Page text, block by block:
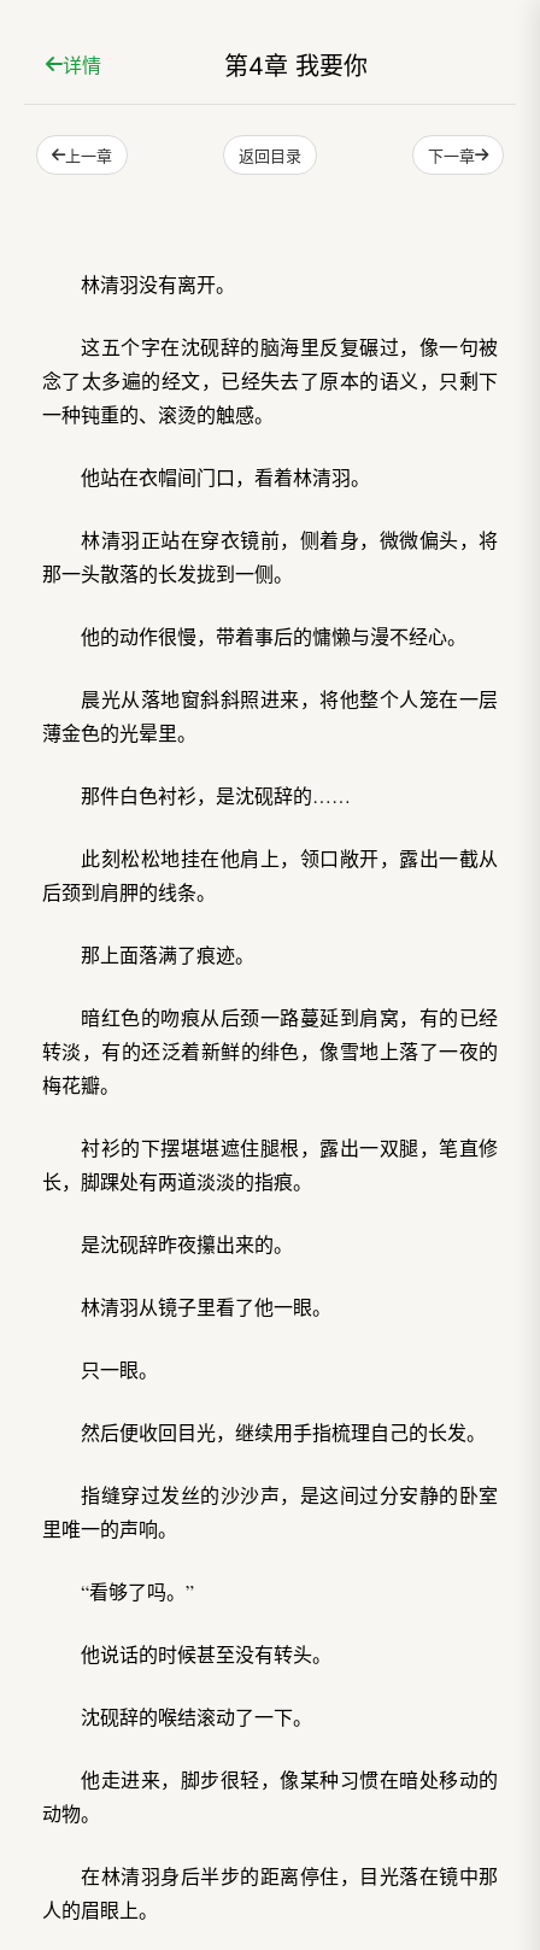
详情 第4章 我要你
上一章 返回目录 下一章
林清羽没有离开。
这五个字在沈砚辞的脑海里反复碾过，像一句被
念了太多遍的经文，已经失去了原本的语义，只剩下
一种钝重的、滚烫的触感。
他站在衣帽间门口，看着林清羽。
林清羽正站在穿衣镜前，侧着身，微微偏头，将
那一头散落的长发拢到一侧。
他的动作很慢，带着事后的慵懒与漫不经心。
晨光从落地窗斜斜照进来，将他整个人笼在一层
薄金色的光晕里。
那件白色衬衫，是沈砚辞的……
此刻松松地挂在他肩上，领口敞开，露出一截从
后颈到肩胛的线条。
那上面落满了痕迹。
暗红色的吻痕从后颈一路蔓延到肩窝，有的已经
转淡，有的还泛着新鲜的绯色，像雪地上落了一夜的
梅花瓣。
衬衫的下摆堪堪遮住腿根，露出一双腿，笔直修
长，脚踝处有两道淡淡的指痕。
是沈砚辞昨夜攥出来的。
林清羽从镜子里看了他一眼。
只一眼。
然后便收回目光，继续用手指梳理自己的长发。
指缝穿过发丝的沙沙声，是这间过分安静的卧室
里唯一的声响。
“看够了吗。”
他说话的时候甚至没有转头。
沈砚辞的喉结滚动了一下。
他走进来，脚步很轻，像某种习惯在暗处移动的
动物。
在林清羽身后半步的距离停住，目光落在镜中那
人的眉眼上。